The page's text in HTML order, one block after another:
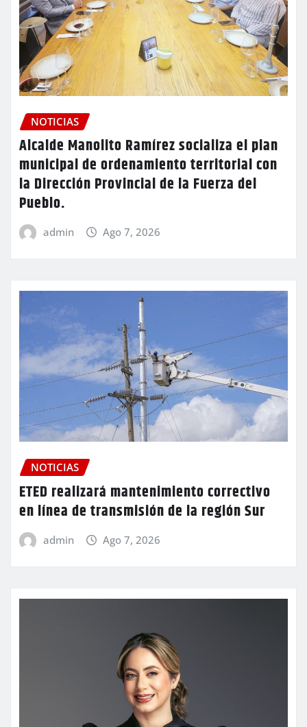
NOTICIAS
Alcalde Manolito Ramírez socializa el plan
municipal de ordenamiento territorial con
la Dirección Provincial de la Fuerza del
Pueblo.
admin Ago 7, 2026
NOTICIAS
ETED realizará mantenimiento correctivo
en línea de transmisión de la región Sur
admin Ago 7, 2026